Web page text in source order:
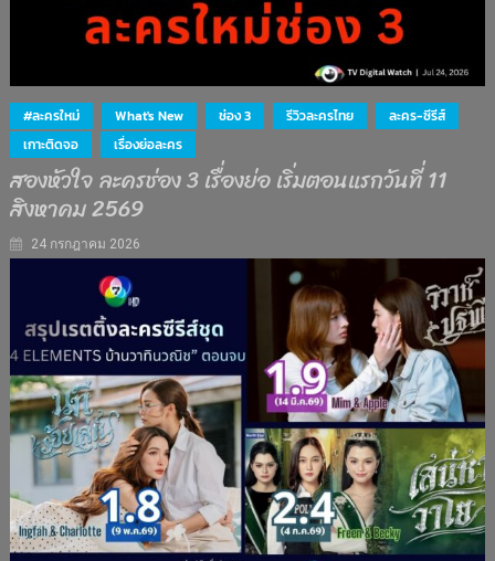
#ละครใหม่ What's New ช่อง 3 รีวิวละครไทย
ละคร-ซีรีส์
เกาะติดจอ
เรื่องย่อละคร
สองหัวใจ ละครช่อง 3 เรื่องย่อ เริ่มตอนแรกวันที่ 11
สิงหาคม 2569
24 กรกฎาคม 2026